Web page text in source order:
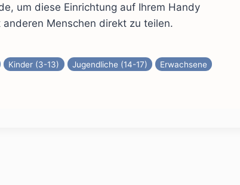
um diese Einrichtung auf Ihrem Handy
Menschen direkt zu teilen.
Kinder (3-13) Jugendliche (14-17)
Erwachsene